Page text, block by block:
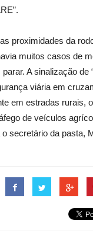
proximidades da
muitos casos de
A sinalização de
viária em
em estradas rurais,
de veículos
o secretário da pasta,